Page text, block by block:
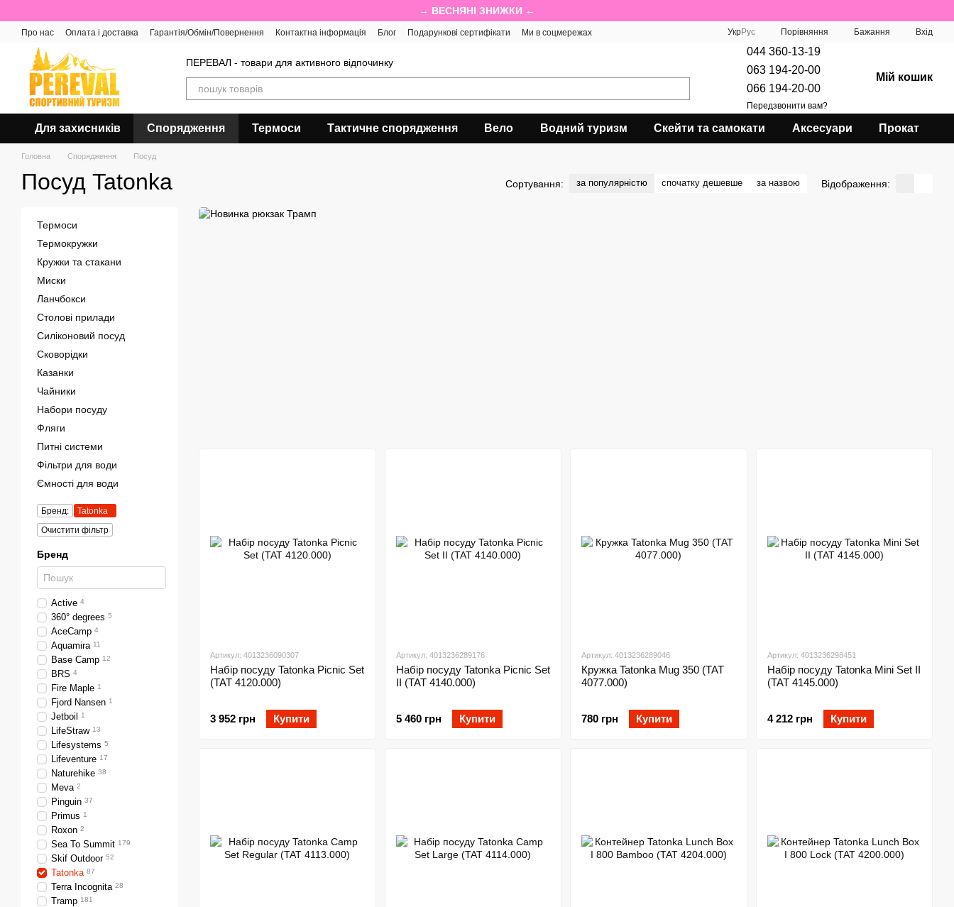
→ ВЕСНЯНІ ЗНИЖКИ ←
Про нас Оплата і доставка Гарантія/Обмін/Повернення Контактна інформація Блог Подарункові сертифікати
Ми в соцмережах
Відгуки про магазин
УкрРус Порівняння Бажання Вхід
ПЕРЕВАЛ - товари для активного відпочинку
044 360-13-19
063 194-20-00
066 194-20-00
Передзвонити вам?
Мій кошик
Для захисників Спорядження Термоси Тактичне спорядження Вело Водний туризм Скейти та самокати Аксесуари Прокат
Головна Спорядження Посуд
Посуд Tatonka Сортування: за популярністю спочатку дешевше за назвою Відображення:
Артикул: 4013236090307
Набір посуду Tatonka Picnic Set
(TAT 4120.000)
3 952 грн Купити
Артикул: 4013236289176
Набір посуду Tatonka Picnic Set
II (TAT 4140.000)
5 460 грн Купити
Артикул: 4013236289046
Кружка Tatonka Mug 350 (TAT
4077.000)
780 грн Купити
Артикул: 4013236298451
Набір посуду Tatonka Mini Set II
(TAT 4145.000)
4 212 грн Купити
Термоси
Термокружки
Кружки та стакани
Миски
Ланчбокси
Столові прилади
Силіконовий посуд
Сковорідки
Казанки
Чайники
Набори посуду
Фляги
Питні системи
Фільтри для води
Ємності для води
Бренд:
Tatonka
Очистити фільтр
Бренд
Active 4
360° degrees 5
AceCamp 4
Aquamira 11
Base Camp 12
BRS 4
Fire Maple 1
Fjord Nansen 1
Jetboil 1
LifeStraw 13
Lifesystems 5
Lifeventure 17
Naturehike 38
Meva 2
Pinguin 37
Primus 1
Roxon 2
Sea To Summit 179
Skif Outdoor 52
Tatonka 87
Terra Incognita 28
Tramp 181